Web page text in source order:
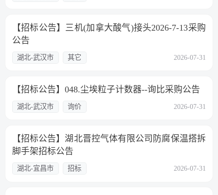
【招标公告】三机(加拿大酸气)接头2026-7-13采购
公告
湖北-武汉市 其它 2026-07-31
【招标公告】048.尘埃粒子计数器--询比采购公告
湖北-武汉市 询价 2026-07-31
【招标公告】湖北晋控气体有限公司防腐保温搭拆
脚手架招标公告
湖北-宜昌市 招标 2026-07-31